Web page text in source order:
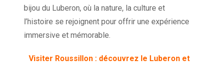
bijou du Luberon, où la nature, la culture et
l’histoire se rejoignent pour offrir une expérience
immersive et mémorable.
Visiter Roussillon : découvrez le Luberon et